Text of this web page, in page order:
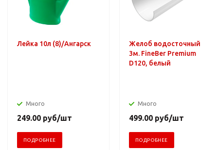
Лейка 10л (8)/Ангарск
Много
249.00 руб/шт
ПОДРОБНЕЕ
Желоб водосточный
3м. FineBer Premium
D120, белый
Много
499.00 руб/шт
ПОДРОБНЕЕ